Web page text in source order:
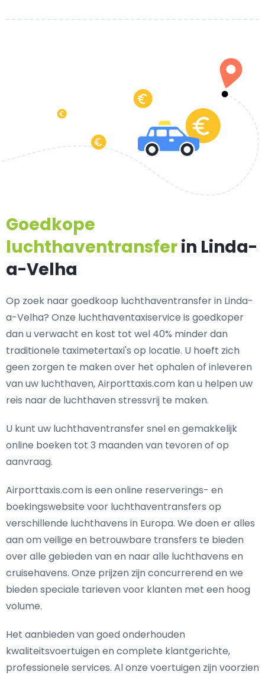
Goedkope
luchthaventransferin Linda-
a-Velha
Op zoek naar goedkoop luchthaventransfer in Linda-
a-Velha? Onze luchthaventaxiservice is goedkoper
dan u verwacht en kost tot wel 40% minder dan
traditionele taximetertaxi's op locatie. U hoeft zich
geen zorgen te maken over het ophalen of inleveren
van uw luchthaven, Airporttaxis.com kan u helpen uw
reis naar de luchthaven stressvrij te maken.
U kunt uw luchthaventransfer snel en gemakkelijk
online boeken tot 3 maanden van tevoren of op
aanvraag.
Airporttaxis.com is een online reserverings- en
boekingswebsite voor luchthaventransfers op
verschillende luchthavens in Europa. We doen er alles
aan om veilige en betrouwbare transfers te bieden
over alle gebieden van en naar alle luchthavens en
cruisehavens. Onze prijzen zijn concurrerend en we
bieden speciale tarieven voor klanten met een hoog
volume.
Het aanbieden van goed onderhouden
kwaliteitsvoertuigen en complete klantgerichte,
professionele services. Al onze voertuigen zijn voorzien